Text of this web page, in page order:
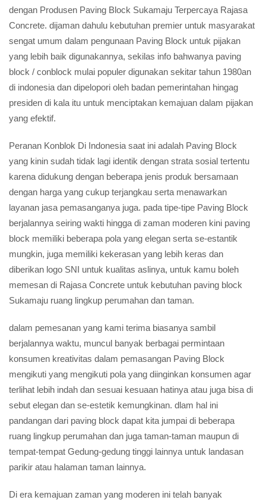
dengan Produsen Paving Block Sukamaju Terpercaya Rajasa
Concrete. dijaman dahulu kebutuhan premier untuk masyarakat
sengat umum dalam pengunaan Paving Block untuk pijakan
yang lebih baik digunakannya, sekilas info bahwanya paving
block / conblock mulai populer digunakan sekitar tahun 1980an
di indonesia dan dipelopori oleh badan pemerintahan hingag
presiden di kala itu untuk menciptakan kemajuan dalam pijakan
yang efektif.
Peranan Konblok Di Indonesia saat ini adalah Paving Block
yang kinin sudah tidak lagi identik dengan strata sosial tertentu
karena didukung dengan beberapa jenis produk bersamaan
dengan harga yang cukup terjangkau serta menawarkan
layanan jasa pemasanganya juga. pada tipe-tipe Paving Block
berjalannya seiring wakti hingga di zaman moderen kini paving
block memiliki beberapa pola yang elegan serta se-estantik
mungkin, juga memiliki kekerasan yang lebih keras dan
diberikan logo SNI untuk kualitas aslinya, untuk kamu boleh
memesan di Rajasa Concrete untuk kebutuhan paving block
Sukamaju ruang lingkup perumahan dan taman.
dalam pemesanan yang kami terima biasanya sambil
berjalannya waktu, muncul banyak berbagai permintaan
konsumen kreativitas dalam pemasangan Paving Block
mengikuti yang mengikuti pola yang diinginkan konsumen agar
terlihat lebih indah dan sesuai kesuaan hatinya atau juga bisa di
sebut elegan dan se-estetik kemungkinan. dlam hal ini
pandangan dari paving block dapat kita jumpai di beberapa
ruang lingkup perumahan dan juga taman-taman maupun di
tempat-tempat Gedung-gedung tinggi lainnya untuk landasan
parikir atau halaman taman lainnya.
Di era kemajuan zaman yang moderen ini telah banyak